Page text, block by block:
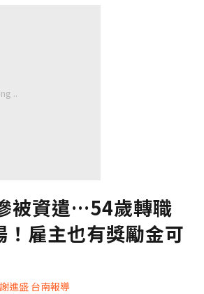
被資遣…54歲轉職
！雇主也有獎勵金可
進盛 台南報導